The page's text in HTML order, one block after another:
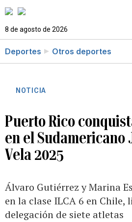
8 de agosto de 2026
Deportes Otros deportes
NOTICIA
Puerto Rico
en el Sudamericano
Vela 2025
Álvaro Gutiérrez y Marina
en la clase ILCA 6 en Chile,
delegación de siete atletas